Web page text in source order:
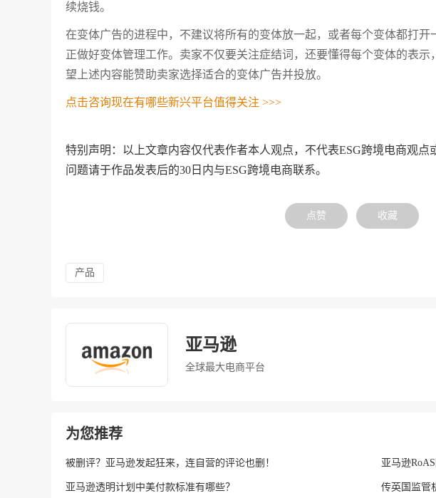
续烧钱。
在变体广告的进程中，不建议将所有的变体放一起，或者每个变体都打
正做好变体管理工作。卖家不仅要关注症结词，还要懂得每个变体的表
望上述内容能赞助卖家选择适合的变体广告并投放。
点击咨询现在有哪些新兴平台值得关注 >>>
特别声明：以上文章内容仅代表作者本人观点，不代表ESG跨境电商观
问题请于作品发表后的30日内与ESG跨境电商联系。
点赞 收藏
产品
亚马逊
全球最大电商平台
为您推荐
被删评？亚马逊发起狂来，连自营的评论也删！ 亚马逊
亚马逊透明计划中美付款标准有哪些？ 传英国监管